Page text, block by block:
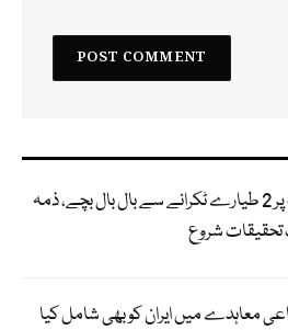
سڈنی ایئرپورٹ پر 2 طیارے ٹکرانے سے بال بال بچے، ذمہ
تحقیقات شروع
معاہدے میں ایران کو بھی شامل کیا